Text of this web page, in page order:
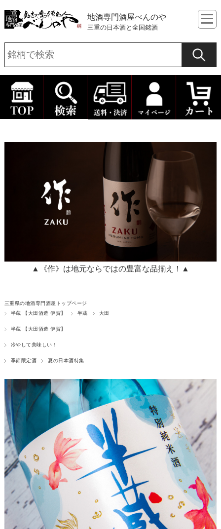
地酒専門酒屋べんのや
三重の日本酒と全国銘酒
▲《作》は地元ならではの豊富な品揃え！▲
三重県の地酒専門酒屋トップページ
半蔵 【大田酒造 伊賀】
半蔵 大田
半蔵 【大田酒造 伊賀】
冷やして美味しい！
季節限定酒 夏の日本酒特集